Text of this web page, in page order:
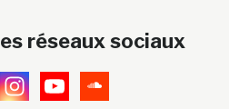
réseaux sociaux